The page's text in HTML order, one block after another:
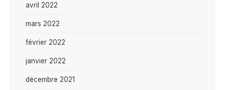
avril 2022
mars 2022
février 2022
janvier 2022
décembre 2021